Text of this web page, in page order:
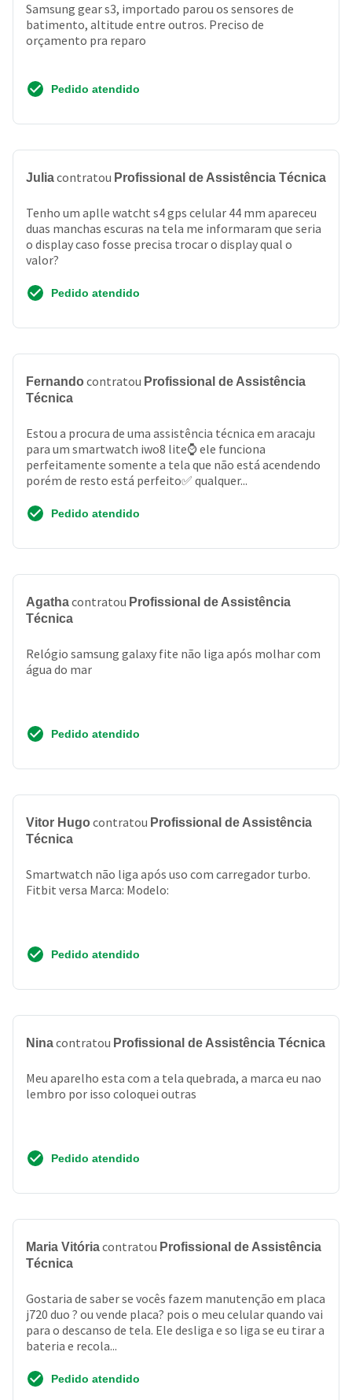
Samsung gear s3, importado parou os sensores de
batimento, altitude entre outros. Preciso de
orçamento pra reparo
Pedido atendido
Juliacontratou Profissional de Assistência Técnica
Tenho um aplle watcht s4 gps celular 44 mm apareceu
duas manchas escuras na tela me informaram que seria
o display caso fosse precisa trocar o display qual o
valor?
Pedido atendido
Fernando contratou Profissional de Assistência
Técnica
Estou a procura de uma assistência técnica em aracaju
para um smartwatch iwo8 lite⌚ ele funciona
perfeitamente somente a tela que não está acendendo
porém de resto está perfeito✅ qualquer...
Pedido atendido
Agathacontratou Profissional de Assistência
Técnica
Relógio samsung galaxy fite não liga após molhar com
água do mar
Pedido atendido
Vitor Hugo contratou Profissional de Assistência
Técnica
Smartwatch não liga após uso com carregador turbo.
Fitbit versa Marca: Modelo:
Pedido atendido
Ninacontratou Profissional de Assistência Técnica
Meu aparelho esta com a tela quebrada, a marca eu nao
lembro por isso coloquei outras
Pedido atendido
Maria Vitóriacontratou Profissional de Assistência
Técnica
Gostaria de saber se vocês fazem manutenção em placa
j720 duo ? ou vende placa? pois o meu celular quando vai
para o descanso de tela. Ele desliga e so liga se eu tirar a
bateria e recola...
Pedido atendido